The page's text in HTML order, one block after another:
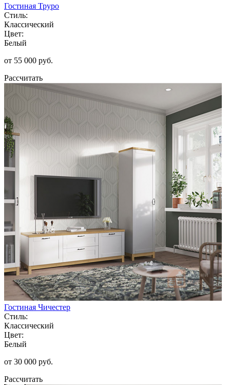
Гостиная Труро
Стиль:
Классический
Цвет:
Белый
от 55 000 руб.
Рассчитать
Гостиная Чичестер
Стиль:
Классический
Цвет:
Белый
от 30 000 руб.
Рассчитать